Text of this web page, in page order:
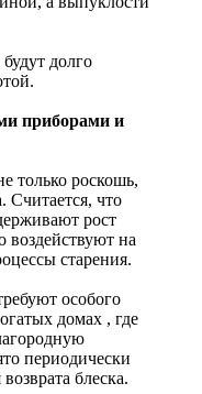
долго
приборами и
только роскошь,
Считается, что
рост
воздействуют на
старения.
особого
домах , где
периодически
блеска.